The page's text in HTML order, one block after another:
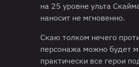
на 25 уровне ульта
наносит не мгновенно.
Скаю толком нечего
персонажа можно будет
практически все герои